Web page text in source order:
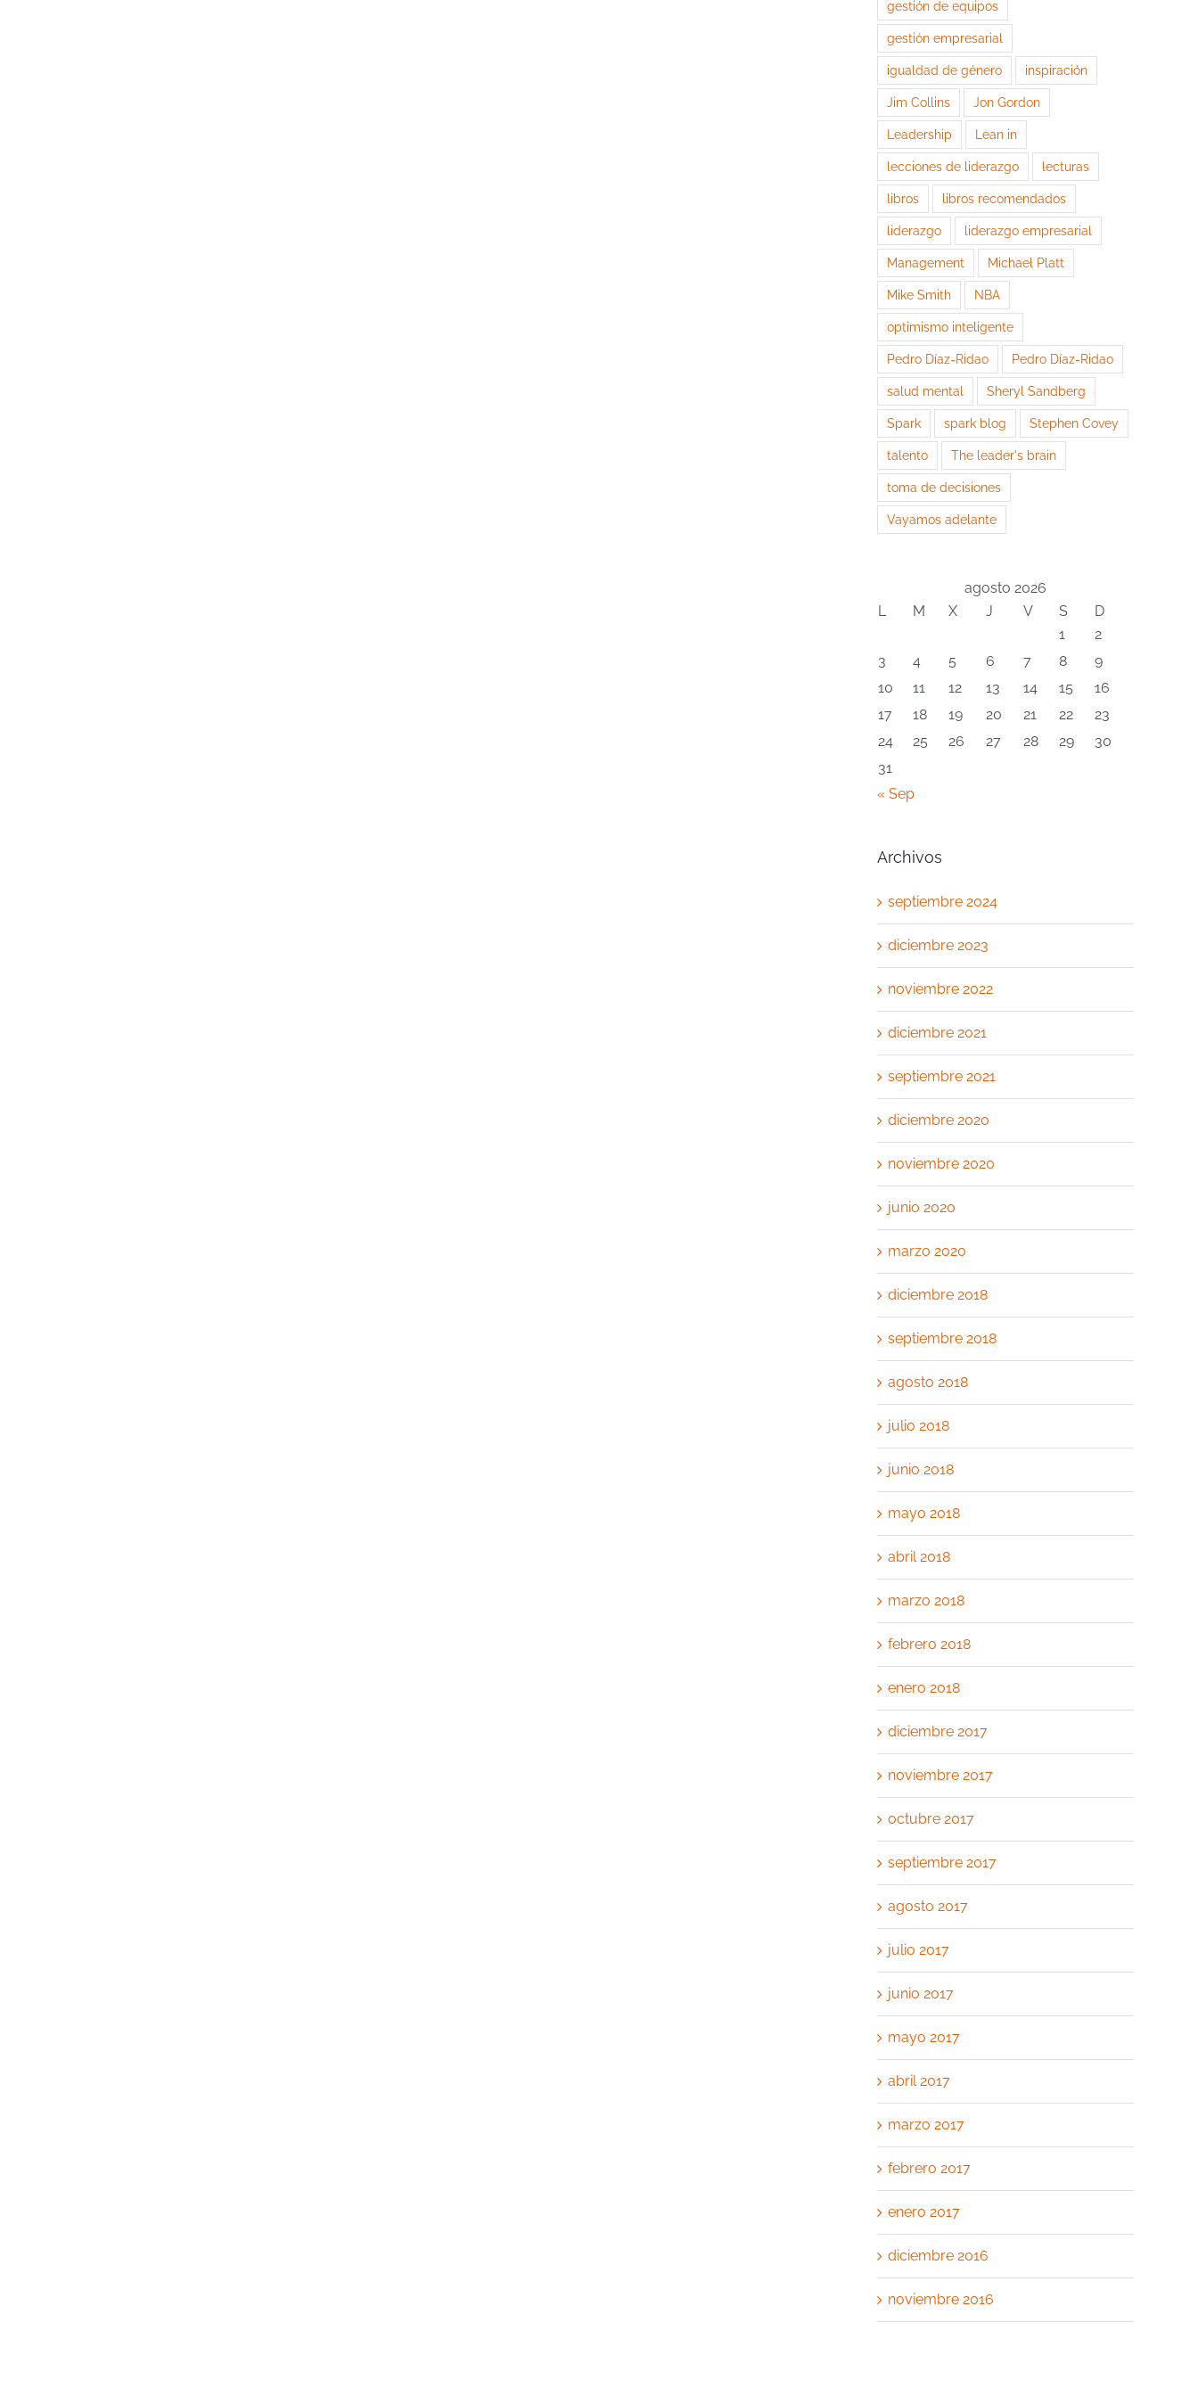
gestión de equipos
gestión empresarial
igualdad de género inspiración
Jim Collins Jon Gordon
Leadership Lean in
lecciones de liderazgo lecturas
libros libros recomendados
liderazgo liderazgo empresarial
Management Michael Platt
Mike Smith NBA
optimismo inteligente
Pedro Díaz-Ridao Pedro Díaz-Ridao
salud mental Sheryl Sandberg
Spark spark blog Stephen Covey
talento The leader's brain
toma de decisiones
Vayamos adelante
agosto 2026
L
M X J V S
D
1
2
3
4 5 6 7 8
9
10
11 12 13 14 15
16
17
18 19 20 21 22
23
24
25 26 27 28 29
30
31
« Sep
Archivos
septiembre 2024
diciembre 2023
noviembre 2022
diciembre 2021
septiembre 2021
diciembre 2020
noviembre 2020
junio 2020
marzo 2020
diciembre 2018
septiembre 2018
agosto 2018
julio 2018
junio 2018
mayo 2018
abril 2018
marzo 2018
febrero 2018
enero 2018
diciembre 2017
noviembre 2017
octubre 2017
septiembre 2017
agosto 2017
julio 2017
junio 2017
mayo 2017
abril 2017
marzo 2017
febrero 2017
enero 2017
diciembre 2016
noviembre 2016